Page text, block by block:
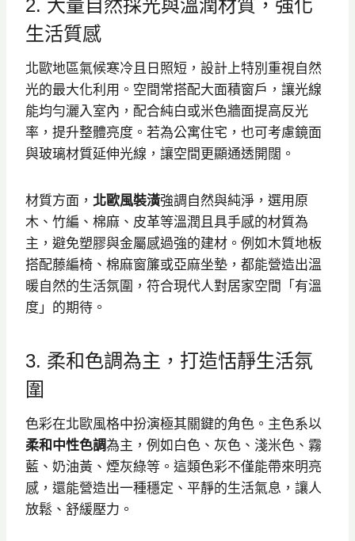
2. 大量自然採光與溫潤材質，強化
生活質感
北歐地區氣候寒冷且日照短，設計上特別重視自然
光的最大化利用。空間常搭配大面積窗戶，讓光線
能均勻灑入室內，配合純白或米色牆面提高反光
率，提升整體亮度。若為公寓住宅，也可考慮鏡面
與玻璃材質延伸光線，讓空間更顯通透開闊。
材質方面， 北歐風裝潢強調自然與純淨，選用原
木、竹編、棉麻、皮革等溫潤且具手感的材質為
主，避免塑膠與金屬感過強的建材。例如木質地板
搭配藤編椅、棉麻窗簾或亞麻坐墊，都能營造出溫
暖自然的生活氛圍，符合現代人對居家空間「有溫
度」的期待。
3. 柔和色調為主，打造恬靜生活氛
圍
色彩在北歐風格中扮演極其關鍵的角色。主色系以
柔和中性色調為主，例如白色、灰色、淺米色、霧
藍、奶油黃、煙灰綠等。這類色彩不僅能帶來明亮
感，還能營造出一種穩定、平靜的生活氣息，讓人
放鬆、舒緩壓力。